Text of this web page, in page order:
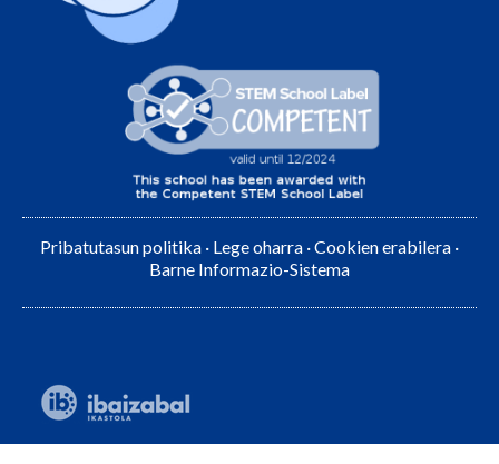
Pribatutasun politika · Lege oharra ·Cookien erabilera ·
Barne Informazio-Sistema